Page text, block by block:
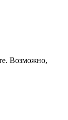
Возможно,